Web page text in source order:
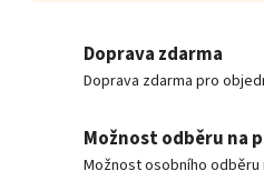
Doprava zdarma
Doprava zdarma pro
Možnost odběru na
Možnost osobního odběru